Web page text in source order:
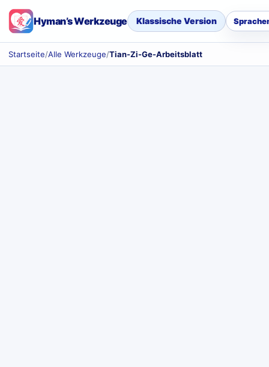
Hyman’s Werkzeuge Klassische Version
Startseite/Alle Werkzeuge/Tian-Zi-Ge-Arbeitsblatt